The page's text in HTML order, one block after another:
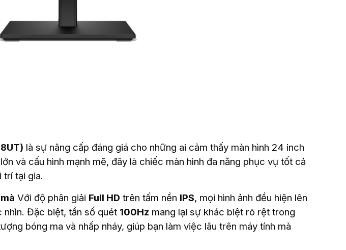
là sự nâng cấp đáng giá cho những ai cảm thấy màn hình 24 inch
và cấu hình mạnh mẽ, đây là chiếc màn hình đa năng phục vụ tốt cả
trí tại gia.
Với độ phân giải Full HD trên tấm nền IPS, mọi hình ảnh đều hiện lên
nhìn. Đặc biệt, tần số quét 100Hz mang lại sự khác biệt rõ rệt trong
bóng ma và nhấp nháy, giúp bạn làm việc lâu trên máy tính mà